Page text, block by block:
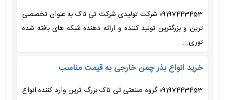
09197443453 شرکت تولیدی شرکت تی تاک به عنوان تخصصی
ترین و بزرگترین تولید کننده و ارائه دهنده شبکه های بافته شده
توری...
خرید انواع بذر چمن خارجی به قیمت مناسب
09197443453 گروه صنعتی تی تاک بزرگ ترین وارد کننده انواع